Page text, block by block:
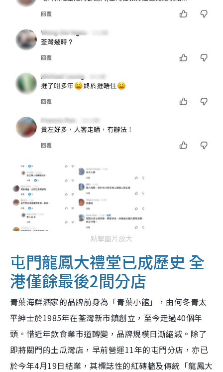
點擊圖片放大
屯門龍鳳大禮堂已成歷史 全
港僅餘最後2間分店
青葉海鮮酒家的品牌前身為「青葉小館」，由何冬青太
平紳士於1985年在荃灣新市鎮創立，至今走過40個年
頭。惜近年飲食業市道轉變，品牌規模日漸縮減。除了
即將關門的土瓜灣店，早前營運11年的屯門分店，亦已
於今年4月19日結業，其標誌性的紅磚牆及傳統「龍鳳大